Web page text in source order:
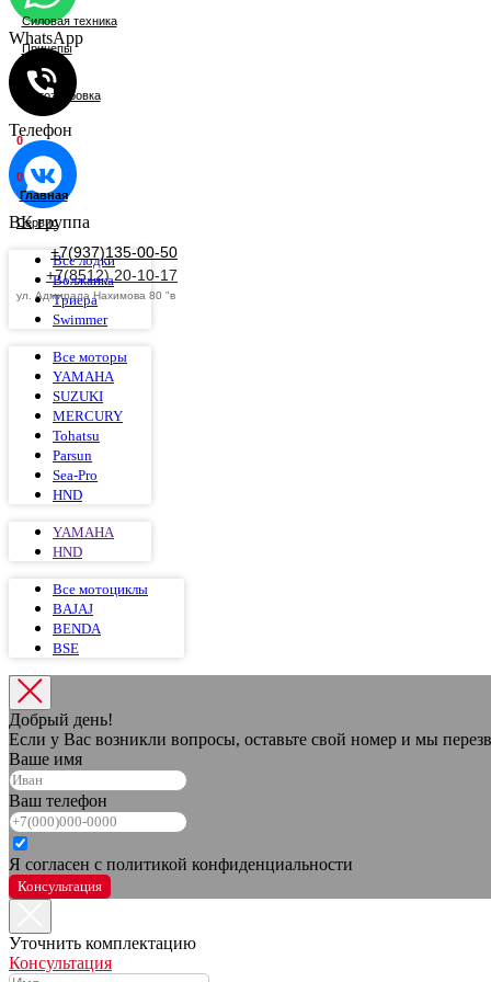
Силовая техника
Прицепы
Мотоэкировка
0
0
Главная
Сервис
+7(937)135-00-50
+7(8512) 20-10-17
ул. Адмирала Нахимова 80 "в
WhatsApp
Телефон
ВК группа
Все лодки
Волжанка
Триера
Swimmer
Все моторы
YAMAHA
SUZUKI
MERCURY
Tohatsu
Parsun
Sea-Pro
HND
YAMAHA
HND
Все мотоциклы
BAJAJ
BENDA
BSE
Добрый день!
Если у Вас возникли вопросы, оставьте свой номер и мы
Ваше имя
Ваш телефон
Я согласен с политикой конфиденциальности
Консультация
Уточнить комплектацию
Консультация